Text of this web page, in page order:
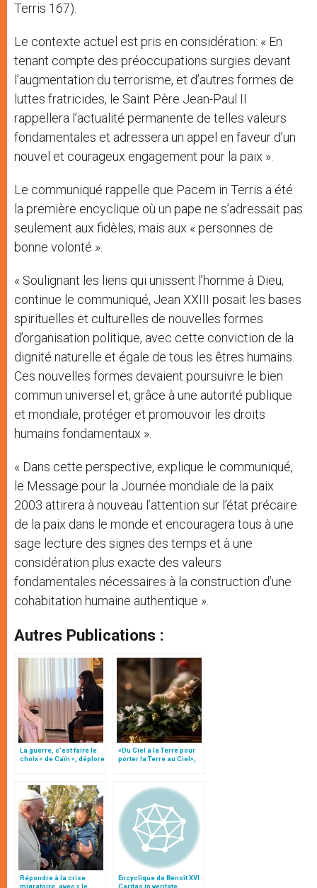
Terris 167).
Le contexte actuel est pris en considération: « En
tenant compte des préoccupations surgies devant
l’augmentation du terrorisme, et d’autres formes de
luttes fratricides, le Saint Père Jean-Paul II
rappellera l’actualité permanente de telles valeurs
fondamentales et adressera un appel en faveur d’un
nouvel et courageux engagement pour la paix ».
Le communiqué rappelle que Pacem in Terris a été
la première encyclique où un pape ne s’adressait pas
seulement aux fidèles, mais aux « personnes de
bonne volonté ».
« Soulignant les liens qui unissent l’homme à Dieu,
continue le communiqué, Jean XXIII posait les bases
spirituelles et culturelles de nouvelles formes
d’organisation politique, avec cette conviction de la
dignité naturelle et égale de tous les êtres humains.
Ces nouvelles formes devaient poursuivre le bien
commun universel et, grâce à une autorité publique
et mondiale, protéger et promouvoir les droits
humains fondamentaux ».
« Dans cette perspective, explique le communiqué,
le Message pour la Journée mondiale de la paix
2003 attirera à nouveau l’attention sur l’état précaire
de la paix dans le monde et encouragera tous à une
sage lecture des signes des temps et à une
considération plus exacte des valeurs
fondamentales nécessaires à la construction d’une
cohabitation humaine authentique ».
Autres Publications :
La guerre, c’est faire le
choix « de Caïn », déplore
«Du Ciel à la Terre pour
porter la Terre au Ciel»,
Répondre à la crise
migratoire, avec « le
Encyclique de Benoît XVI :
Caritas in veritate